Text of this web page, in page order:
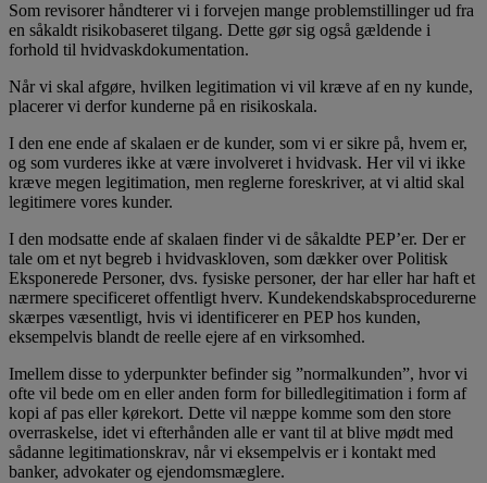
Som revisorer håndterer vi i forvejen mange problemstillinger ud fra
en såkaldt risikobaseret tilgang. Dette gør sig også gældende i
forhold til hvidvaskdokumentation.
Når vi skal afgøre, hvilken legitimation vi vil kræve af en ny kunde,
placerer vi derfor kunderne på en risikoskala.
I den ene ende af skalaen er de kunder, som vi er sikre på, hvem er,
og som vurderes ikke at være involveret i hvidvask. Her vil vi ikke
kræve megen legitimation, men reglerne foreskriver, at vi altid skal
legitimere vores kunder.
I den modsatte ende af skalaen finder vi de såkaldte PEP’er. Der er
tale om et nyt begreb i hvidvaskloven, som dækker over Politisk
Eksponerede Personer, dvs. fysiske personer, der har eller har haft et
nærmere specificeret offentligt hverv. Kundekendskabsprocedurerne
skærpes væsentligt, hvis vi identificerer en PEP hos kunden,
eksempelvis blandt de reelle ejere af en virksomhed.
Imellem disse to yderpunkter befinder sig ”normalkunden”, hvor vi
ofte vil bede om en eller anden form for billedlegitimation i form af
kopi af pas eller kørekort. Dette vil næppe komme som den store
overraskelse, idet vi efterhånden alle er vant til at blive mødt med
sådanne legitimationskrav, når vi eksempelvis er i kontakt med
banker, advokater og ejendomsmæglere.